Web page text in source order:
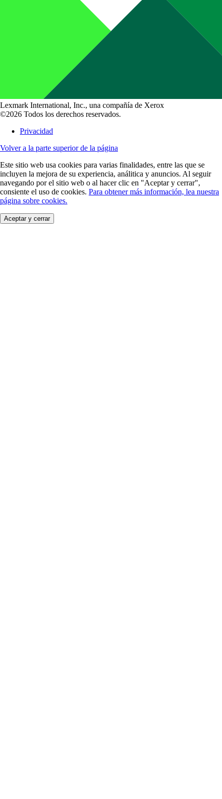
Lexmark International, Inc., una compañía de Xerox
©2026 Todos los derechos reservados.
Privacidad
Volver a la parte superior de la página
Este sitio web usa cookies para varias finalidades, entre las que se
incluyen la mejora de su experiencia, análitica y anuncios. Al seguir
navegando por el sitio web o al hacer clic en "Aceptar y cerrar",
consiente el uso de cookies. Para obtener más información, lea nuestra
página sobre cookies.
Aceptar y cerrar